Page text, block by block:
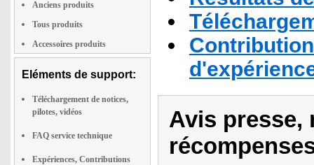
Anciens produits
Tous produits
Accessoires produits
Eléments de support:
Téléchargement de notices,
pilotes, vidéos
FAQ service technique
Expériences, Contributions
Avis presse,